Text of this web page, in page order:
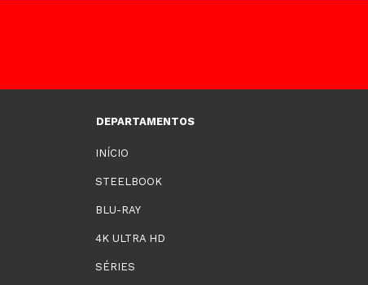
DEPARTAMENTOS
INÍCIO
STEELBOOK
BLU-RAY
4K ULTRA HD
SÉRIES